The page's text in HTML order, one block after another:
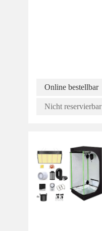
Online bestellbar
Nicht reservierbar